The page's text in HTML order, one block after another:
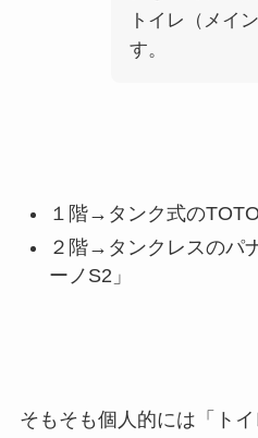
トイレ（メイ
す。
１階→タンク式の
２階→タンクレスのパ
ーノS2」
そもそも個人的には「ト